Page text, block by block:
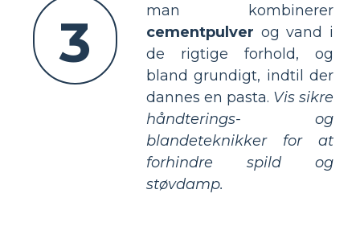
3
man kombinerer
cementpulver og vand i
de rigtige forhold, og
bland grundigt, indtil der
dannes en pasta. Vis sikre
håndterings- og
blandeteknikker for at
forhindre spild og
støvdamp.